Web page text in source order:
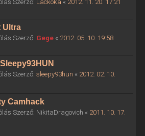
Szerző: Lackoka « 2012. 11. 20. 17:21
Ultra
Szerző: Gege« 2012. 05. 10. 19:58
Szerző: sleepy93hun « 2012. 02. 10.
Camhack
Szerző: NikitaDragovich « 2011. 10. 17.